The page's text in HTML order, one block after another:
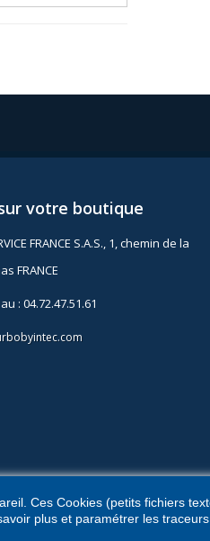
votre boutique
FRANCE S.A.S., 1, chemin de la
FRANCE
: 04.72.47.51.61
Ces Cookies (petits fichiers
plus et paramétrer les